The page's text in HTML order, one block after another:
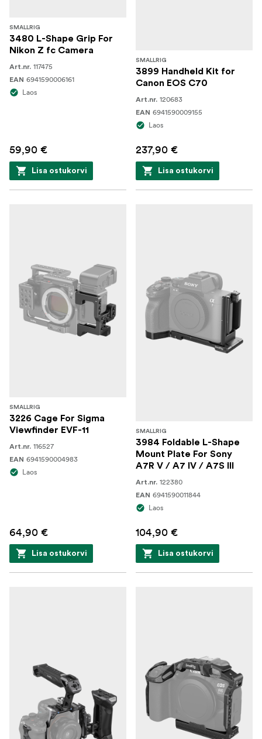
SMALLRIG
3480 L-Shape Grip For
Nikon Z fc Camera
Art.nr. 117475
EAN 6941590006161
Laos
59,90 €
Lisa ostukorvi
SMALLRIG
3899 Handheld Kit for
Canon EOS C70
Art.nr. 120683
EAN 6941590009155
Laos
237,90 €
Lisa ostukorvi
SMALLRIG
3226 Cage For Sigma
Viewfinder EVF-11
Art.nr. 116527
EAN 6941590004983
Laos
64,90 €
Lisa ostukorvi
SMALLRIG
3984 Foldable L-Shape
Mount Plate For Sony
A7R V / A7 IV / A7S III
Art.nr. 122380
EAN 6941590011844
Laos
104,90 €
Lisa ostukorvi